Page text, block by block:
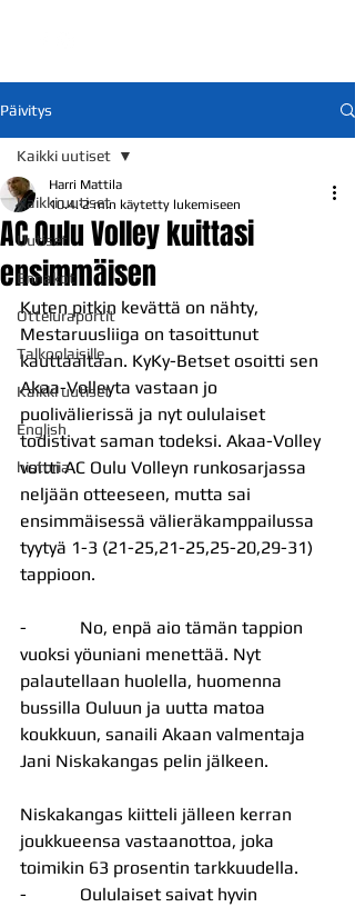
Päivitys
Kaikki uutiset
Uutiset
Ennakot
Otteluraportit
Talkoolaisille
Kaikki uutiset
English
historia
Kaikki uutiset
AC Oulu Volley kuittasi
ensimmäisen
Harri Mattila
10.4. 2 min käytetty lukemiseen
Kuten pitkin kevättä on nähty,
Mestaruusliiga on tasoittunut
kauttaaltaan. KyKy-Betset osoitti sen
Akaa-Volleyta vastaan jo
puolivälierissä ja nyt oululaiset
todistivat saman todeksi. Akaa-Volley
voitti AC Oulu Volleyn runkosarjassa
neljään otteeseen, mutta sai
ensimmäisessä välieräkamppailussa
tyytyä 1-3 (21-25,21-25,25-20,29-31)
tappioon.
-            No, enpä aio tämän tappion
vuoksi yöuniani menettää. Nyt
palautellaan huolella, huomenna
bussilla Ouluun ja uutta matoa
koukkuun, sanaili Akaan valmentaja
Jani Niskakangas pelin jälkeen.
Niskakangas kiitteli jälleen kerran
joukkueensa vastaanottoa, joka
toimikin 63 prosentin tarkkuudella.
-            Oululaiset saivat hyvin